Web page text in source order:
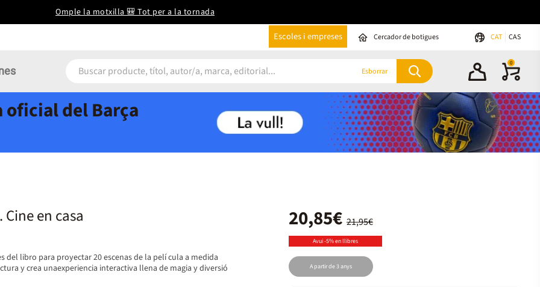
Omple la motxilla 🎒 Tot per a la tornada
Escoles i empreses Cercador de botigues CAT CAS
Esborrar
0
del Barça
Cine en casa
del libro para proyectar 20 escenas de la pelí cula a medida
y crea unaexperiencia interactiva llena de magia y diversió
21,95€
20,85€
Avui -5% en llibres
A partir de 3 anys